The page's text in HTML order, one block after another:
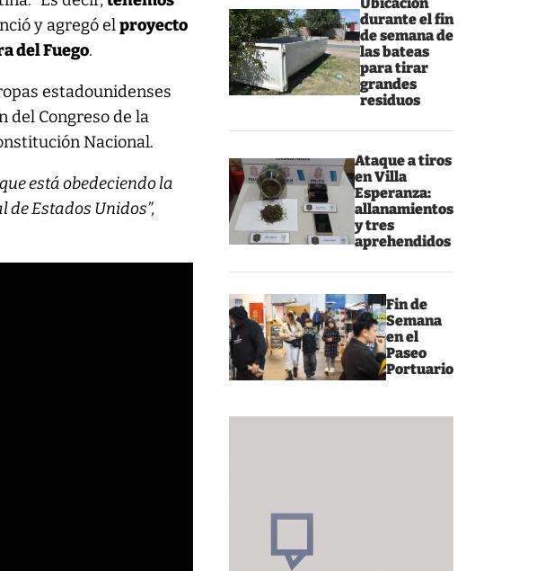
durante el fin
de semana de
las bateas
para tirar
grandes
residuos
Ataque a tiros
en Villa
Esperanza:
allanamientos
y tres
aprehendidos
Fin de
Semana
en el
Paseo
Portuario
y agregó elproyecto
del Fuego.
estadounidenses
del Congreso de la
Nacional.
está obedeciendo la
Estados Unidos”,